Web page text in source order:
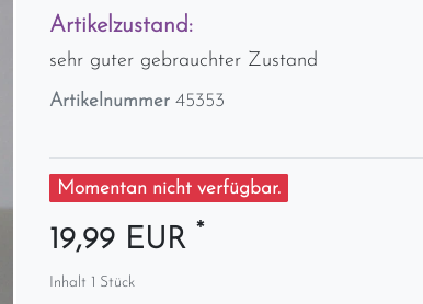
Artikelzustand:
sehr guter gebrauchter Zustand
Artikelnummer 45353
Momentan nicht verfügbar.
19,99 EUR *
Inhalt 1 Stück